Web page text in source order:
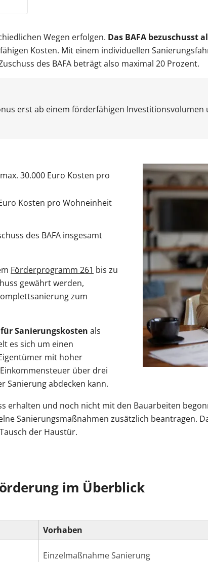
Wegen erfolgen. Das BAFA bezuschusst
Kosten. Mit einem individuellen
des BAFA beträgt also maximal 20 Prozent.
erst ab einem förderfähigen
30.000 Euro Kosten pro
Kosten pro Wohneinheit
des BAFA insgesamt
Förderprogramm 261 bis zu
gewährt werden,
zum
Sanierungskosten als
es sich um einen
mit hoher
über drei
Sanierung abdecken kann.
erhalten und noch nicht mit den Bauarbeiten
Sanierungsmaßnahmen zusätzlich beantragen.
der Haustür.
im Überblick
Vorhaben
Einzelmaßnahme Sanierung